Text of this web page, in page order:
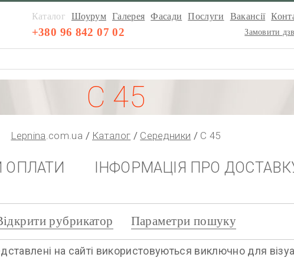
Каталог Шоурум Галерея Фасади Послуги Вакансії
+380 96 842 07 02 Замовити
С 45
Lepnina.com.ua Каталог Середники С 45
ОПЛАТИ ІНФОРМАЦІЯ ПРО
рубрикатор Параметри пошуку
на сайті використовуються виключно для